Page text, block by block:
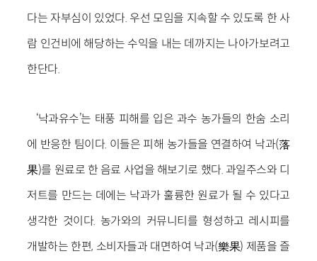
다는 자부심이 있었다. 우선 모임을 지속할 수 있도록 한 사
람 인건비에 해당하는 수익을 내는 데까지는 나아가보려고
한단다.
‘낙과유수’는 태풍 피해를 입은 과수 농가들의 한숨 소리
에 반응한 팀이다. 이들은 피해 농가들을 연결하여 낙과(落
果)를 원료로 한 음료 사업을 해보기로 했다. 과일주스와 디
저트를 만드는 데에는 낙과가 훌륭한 원료가 될 수 있다고
생각한 것이다. 농가와의 커뮤니티를 형성하고 레시피를
개발하는 한편, 소비자들과 대면하여 낙과(樂果) 제품을 즐